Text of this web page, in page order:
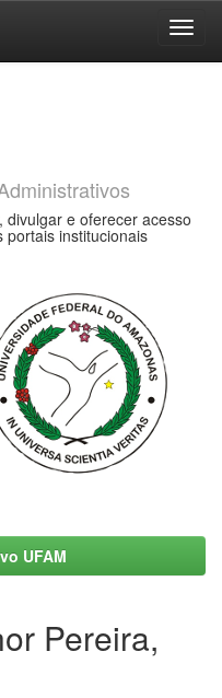
e oferecer acesso
portais institucionais
UFAM
Pereira,